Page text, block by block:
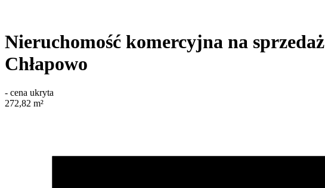
Nieruchomość komercyjna na sprzedaż
Chłapowo
- cena ukryta
272,82 m²